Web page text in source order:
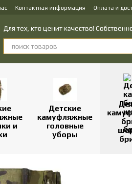
Контактная информация Оплата и
куплю-продажу и доставку товаров
Для тех, кто ценит качество!
и
Детские
камуфляжные
головные
уборы